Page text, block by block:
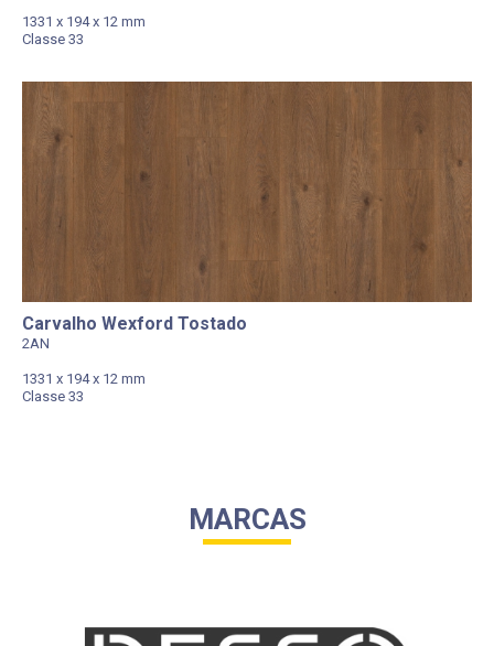
1331 x 194 x 12 mm
Classe 33
Carvalho Wexford Tostado
2AN
1331 x 194 x 12 mm
Classe 33
MARCAS